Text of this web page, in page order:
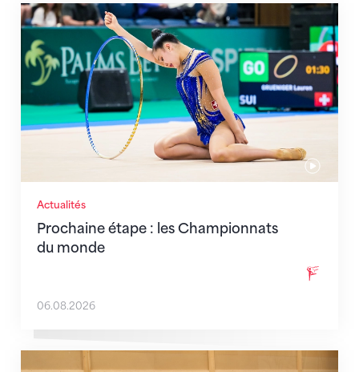
Actualités
Prochaine étape : les Championnats
du monde
Prochaine étape : les Championnats du monde
06.08.2026
En route pour Zagreb avec des objectifs clairs